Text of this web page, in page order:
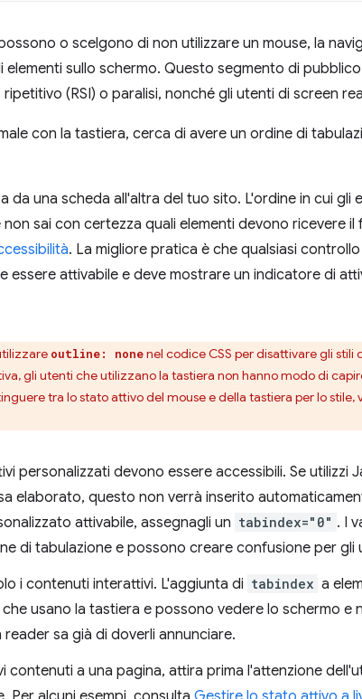
o scelgono di non utilizzare un mouse, la
sullo schermo. Questo segmento di
(RSI) o paralisi, nonché gli utenti di screen
con la tastiera, cerca di avere un ordine di
da una scheda all'altra del tuo sito. L'ordine in cui
non sai con certezza quali elementi devono ricevere
. La migliore pratica è che qualsiasi
essere attivabile e deve mostrare un indicatore di
outline: nonenel codice CSS per disattivare gli
gli utenti che utilizzano la tastiera non hanno modo di
tra lo stato attivo del mouse e della tastiera per lo
personalizzati devono essere accessibili. Se utilizzi
elaborato, questo non verrà inserito
attivabile, assegnagli un tabindex="0" . I
di tabulazione e possono creare confusione per gli
i contenuti interattivi. L'aggiunta di tabindex a
usano la tastiera e possono vedere lo schermo e
sa già di doverli annunciare.
contenuti a una pagina, attira prima l'attenzione